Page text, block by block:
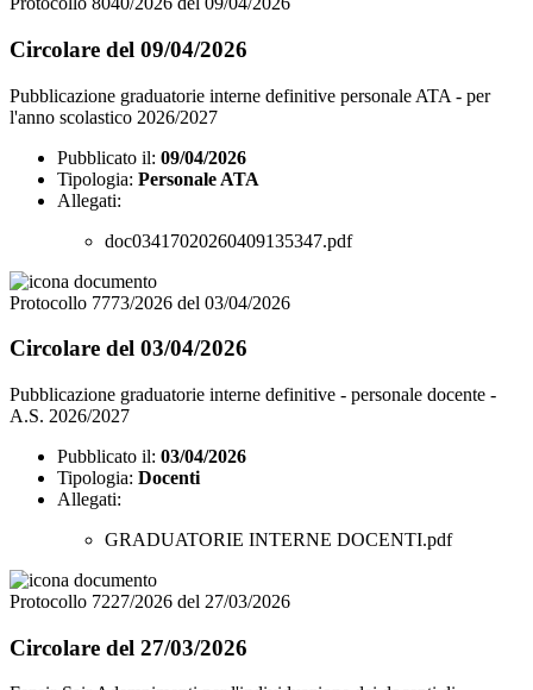
Circolare del 09/04/2026
Pubblicazione graduatorie interne definitive personale ATA - per
l'anno scolastico 2026/2027
Pubblicato il: 09/04/2026
Tipologia: Personale ATA
Allegati:
doc03417020260409135347.pdf
Protocollo 7773/2026 del 03/04/2026
Circolare del 03/04/2026
Pubblicazione graduatorie interne definitive - personale docente -
A.S. 2026/2027
Pubblicato il: 03/04/2026
Tipologia: Docenti
Allegati:
GRADUATORIE INTERNE DOCENTI.pdf
Protocollo 7227/2026 del 27/03/2026
Circolare del 27/03/2026